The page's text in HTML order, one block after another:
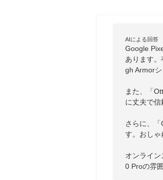
AIによる回答
Google
あります
gh Armor
また、「
に丈夫で信
さらに、
す。おしゃ
オンライ
0 Proの雰